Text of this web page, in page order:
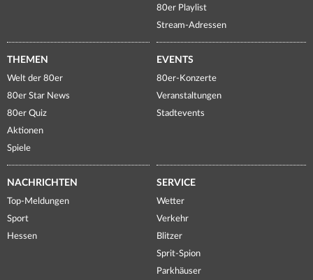
80er Playlist
Stream-Adressen
THEMEN
Welt der 80er
80er Star News
80er Quiz
Aktionen
Spiele
EVENTS
80er-Konzerte
Veranstaltungen
Stadtevents
NACHRICHTEN
Top-Meldungen
Sport
Hessen
SERVICE
Wetter
Verkehr
Blitzer
Sprit-Spion
Parkhäuser